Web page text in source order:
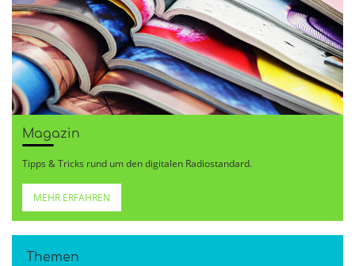
Magazin
Tipps & Tricks rund um den digitalen Radiostandard.
MEHR ERFAHREN
Themen